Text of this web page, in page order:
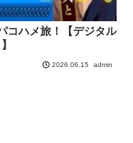
コハメ旅！【デジタル
2026.06.15 admin